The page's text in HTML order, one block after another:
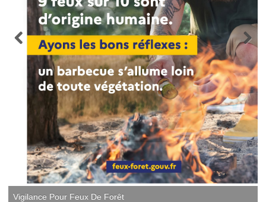
Vigilance Pour Feux De Forêt